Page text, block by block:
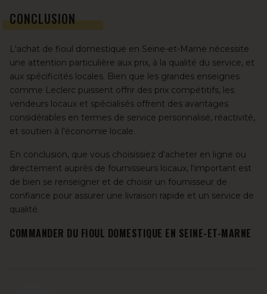
CONCLUSION
L'achat de fioul domestique en Seine-et-Marne nécessite
une attention particulière aux prix, à la qualité du service, et
aux spécificités locales. Bien que les grandes enseignes
comme Leclerc puissent offrir des prix compétitifs, les
vendeurs locaux et spécialisés offrent des avantages
considérables en termes de service personnalisé, réactivité,
et soutien à l'économie locale.
En conclusion, que vous choisissiez d'acheter en ligne ou
directement auprès de fournisseurs locaux, l'important est
de bien se renseigner et de choisir un fournisseur de
confiance pour assurer une livraison rapide et un service de
qualité.
COMMANDER DU FIOUL DOMESTIQUE EN SEINE-ET-MARNE